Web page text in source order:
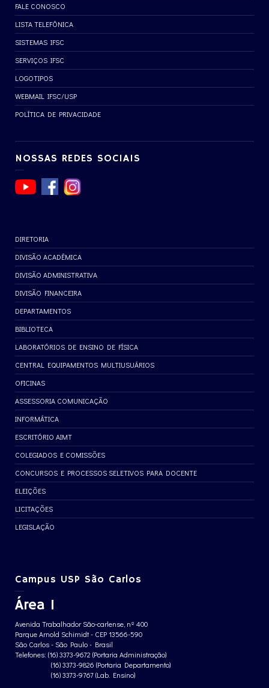
FALE CONOSCO
LISTA TELEFÔNICA
SISTEMAS IFSC
SERVIÇOS IFSC
LOGOTIPOS
WEBMAIL IFSC/USP
POLÍTICA DE PRIVACIDADE
NOSSAS REDES SOCIAIS
DIRETORIA
DIVISÃO ACADÊMICA
DIVISÃO ADMINISTRATIVA
DIVISÃO FINANCEIRA
DEPARTAMENTOS
BIBLIOTECA
LABORATÓRIOS DE ENSINO DE FÍSICA
CENTRAL EQUIPAMENTOS MULTIUSUÁRIOS
OFICINAS
ASSESSORIA COMUNICAÇÃO
INFORMÁTICA
ESCRITÓRIO AIMT
COLEGIADOS E COMISSÕES
CONCURSOS E PROCESSOS SELETIVOS PARA DOCENTE
ELEIÇÕES
LICITAÇÕES
LEGISLAÇÃO
Campus USP São Carlos
Área 1
Avenida Trabalhador São-carlense, nº 400
Parque Arnold Schimidt - CEP 13566-590
São Carlos - São Paulo - Brasil
Telefones: (16) 3373-9672 (Portaria Administração)
(16) 3373-9826 (Portaria Departamento)
(16) 3373-9767 (Lab. Ensino)